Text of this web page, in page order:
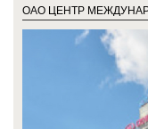
ОАО ЦЕНТР